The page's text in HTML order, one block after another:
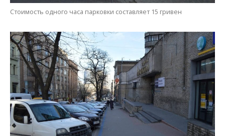
Стоимость одного часа парковки составляет 15 гривен